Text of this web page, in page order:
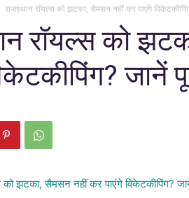
राजस्थान रॉयल्स को झटका, सैमसन नहीं कर पाएंगे
रॉयल्स को
जानें